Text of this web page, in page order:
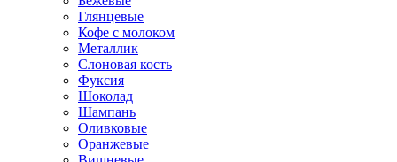
Глянцевые
Кофе с молоком
Металлик
Слоновая кость
Фуксия
Шоколад
Шампань
Оливковые
Оранжевые